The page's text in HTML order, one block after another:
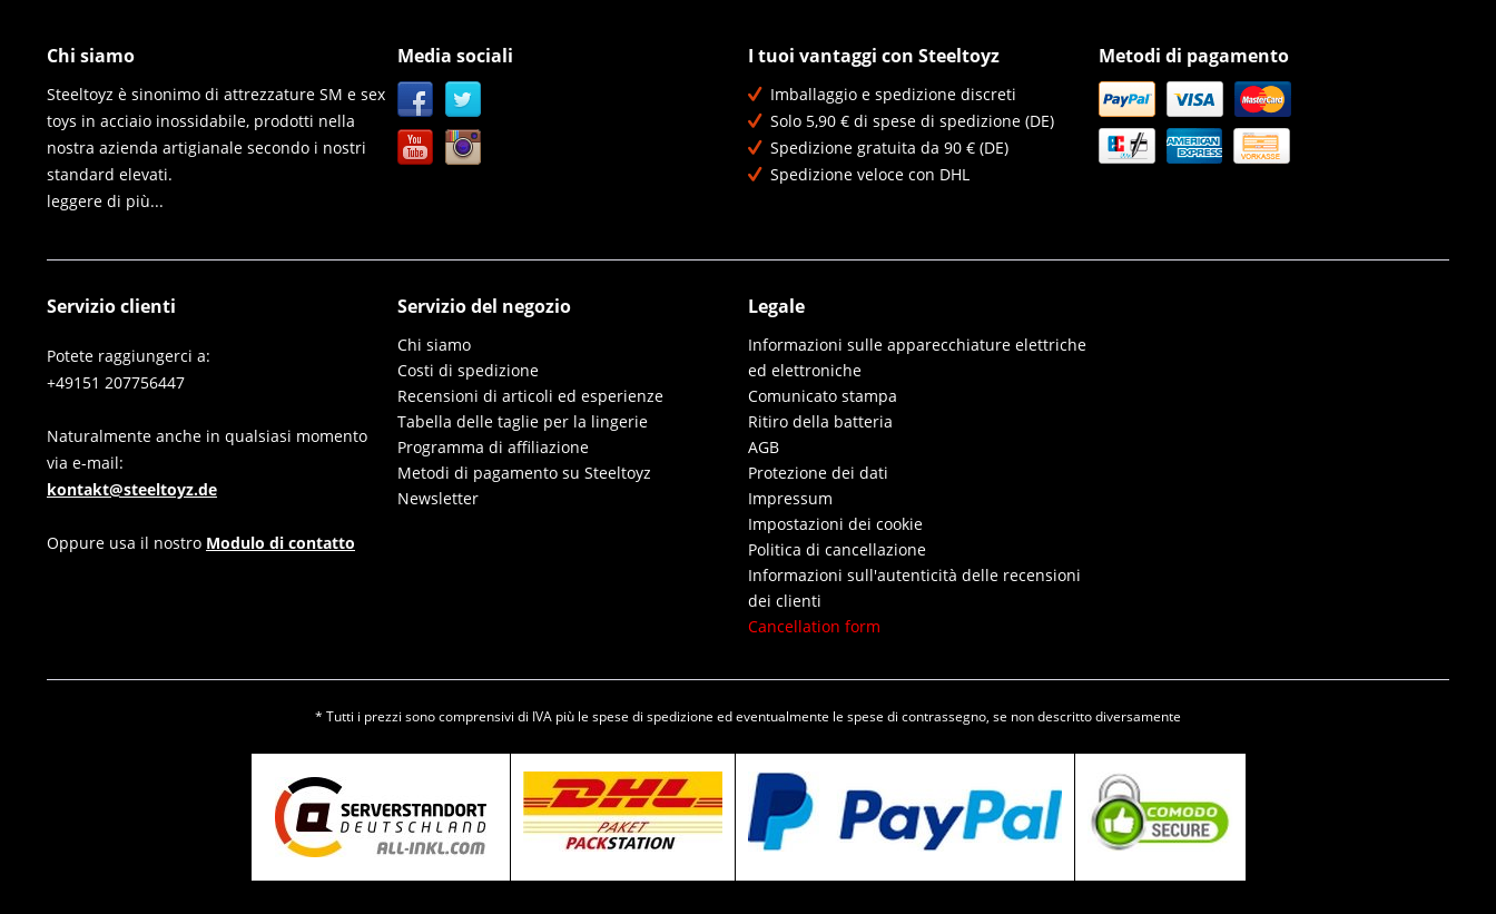
Chi siamo
Steeltoyz è sinonimo di attrezzature SM e sex
toys in acciaio inossidabile, prodotti nella
nostra azienda artigianale secondo i nostri
standard elevati.
leggere di più...
Media sociali I tuoi vantaggi con Steeltoyz
Imballaggio e spedizione discreti
Solo 5,90 € di spese di spedizione (DE)
Spedizione gratuita da 90 € (DE)
Spedizione veloce con DHL
Metodi di pagamento
Servizio clienti
Potete raggiungerci a:
+49151 207756447
Naturalmente anche in qualsiasi momento
via e-mail:
kontakt@steeltoyz.de
Oppure usa il nostro Modulo di contatto
Servizio del negozio
Chi siamo
Costi di spedizione
Recensioni di articoli ed esperienze
Tabella delle taglie per la lingerie
Programma di affiliazione
Metodi di pagamento su Steeltoyz
Newsletter
Legale
Informazioni sulle apparecchiature elettriche
ed elettroniche
Comunicato stampa
Ritiro della batteria
AGB
Protezione dei dati
Impressum
Impostazioni dei cookie
Politica di cancellazione
Informazioni sull'autenticità delle recensioni
dei clienti
Cancellation form
* Tutti i prezzi sono comprensivi di IVA più le spese di spedizione ed eventualmente le spese di contrassegno, se non descritto diversamente